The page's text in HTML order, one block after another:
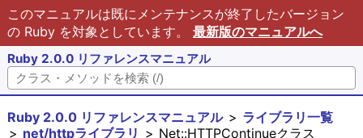
このマニュアルは既にメンテナンスが終了したバージョン
の Ruby を対象としています。 最新版のマニュアルへ
Ruby 2.0.0 リファレンスマニュアル
Ruby 2.0.0 リファレンスマニュアル
ライブラリ一覧
net/httpライブラリ
Net::HTTPContinueクラス